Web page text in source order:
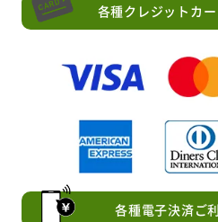
各種クレジットカ
各種電子決済ご